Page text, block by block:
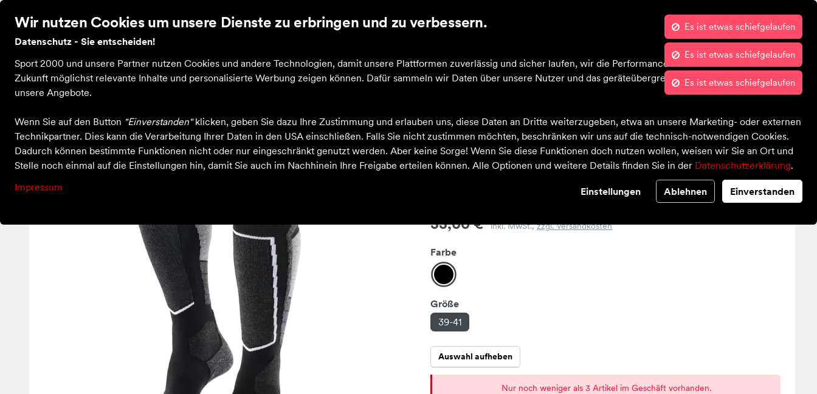
Wir nutzen Cookies um unsere Dienste zu erbringen und zu verbessern.
Datenschutz - Sie entscheiden!
Sport 2000 und unsere Partner nutzen Cookies und andere Technologien, damit unsere Plattformen zuverlässig und sicher laufen, wir die Performance nachvollziehen und Ihnen in
Zukunft möglichst relevante Inhalte und personalisierte Werbung zeigen können. Dafür sammeln wir Daten über unsere Nutzer und das geräteübergreifende Verhalten in Bezug auf
unsere Angebote.
Wenn Sie auf den Button "Einverstanden"klicken, geben Sie dazu Ihre Zustimmung und erlauben uns, diese Daten an Dritte weiterzugeben, etwa an unsere Marketing- oder externen
Technikpartner. Dies kann die Verarbeitung Ihrer Daten in den USA einschließen. Falls Sie nicht zustimmen möchten, beschränken wir uns auf die technisch-notwendigen Cookies.
Dadurch können bestimmte Funktionen nicht oder nur eingeschränkt genutzt werden. Aber keine Sorge! Wenn Sie diese Funktionen doch nutzen wollen, weisen wir Sie an Ort und
Stelle noch einmal auf die Einstellungen hin, damit Sie auch im Nachhinein Ihre Freigabe erteilen können. Alle Optionen und weitere Details finden Sie in der Datenschutzerklärung.
Impressum
Einstellungen Ablehnen Einverstanden
Mein Konto Warenkorb
Startseite Filialen Kontakt Bekleidung Schuhe Ausrüstung Sale
Skiing 2 Intermediate
Preis
33,00 € inkl. MwSt.,zzgl. Versandkosten
Farbe
Größe
39-41
Auswahl aufheben
Nur noch weniger als 3 Artikel im Geschäft vorhanden.
Es ist etwas schiefgelaufen
Es ist etwas schiefgelaufen
Es ist etwas schiefgelaufen